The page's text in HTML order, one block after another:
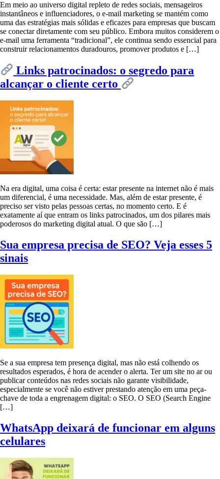
Em meio ao universo digital repleto de redes sociais, mensageiros
instantâneos e influenciadores, o e-mail marketing se mantém como
uma das estratégias mais sólidas e eficazes para empresas que buscam
se conectar diretamente com seu público. Embora muitos considerem o
e-mail uma ferramenta “tradicional”, ele continua sendo essencial para
construir relacionamentos duradouros, promover produtos e […]
Links patrocinados: o segredo para
alcançar o cliente certo
Na era digital, uma coisa é certa: estar presente na internet não é mais
um diferencial, é uma necessidade. Mas, além de estar presente, é
preciso ser visto pelas pessoas certas, no momento certo. E é
exatamente aí que entram os links patrocinados, um dos pilares mais
poderosos do marketing digital atual. O que são […]
Sua empresa precisa de SEO? Veja esses 5
sinais
Se a sua empresa tem presença digital, mas não está colhendo os
resultados esperados, é hora de acender o alerta. Ter um site no ar ou
publicar conteúdos nas redes sociais não garante visibilidade,
especialmente se você não estiver prestando atenção em uma peça-
chave de toda a engrenagem digital: o SEO. O SEO (Search Engine
[…]
WhatsApp deixará de funcionar em alguns
celulares